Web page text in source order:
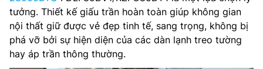
tưởng. Thiết kế giấu trần hoàn toàn giúp không gian
nội thất giữ được vẻ đẹp tinh tế, sang trọng, không bị
phá vỡ bởi sự hiện diện của các dàn lạnh treo tường
hay áp trần thông thường.